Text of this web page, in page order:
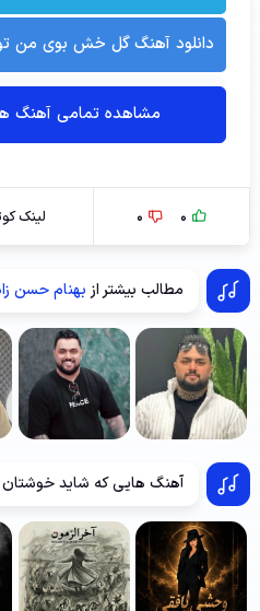
دانلود آهنگ گل خش بوی من تو
مشاهده تمامی آهنگ
0
0 لینک
مطالب بیشتر از بهنام حسن
آهنگ هایی که شاید خوشتان